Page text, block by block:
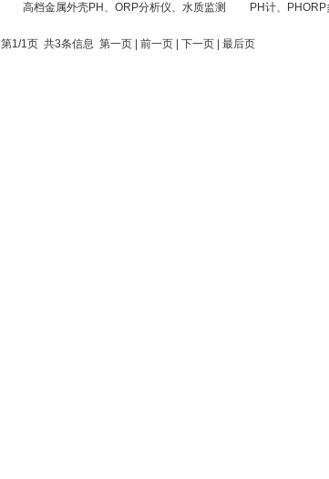
高档金属外壳PH、ORP分析仪、水质监测 PH计、
第1/1页 共3条信息 第一页 | 前一页 | 下一页 | 最后页